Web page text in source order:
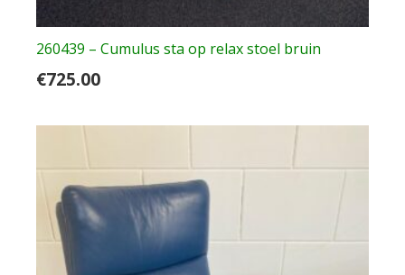
260439 – Cumulus sta op relax stoel bruin
€725.00